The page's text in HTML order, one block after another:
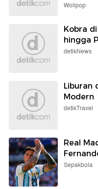
Wolipop
Kobra
hingga
detikNews
Liburan
Modern
detikTravel
Real
Sepakbola